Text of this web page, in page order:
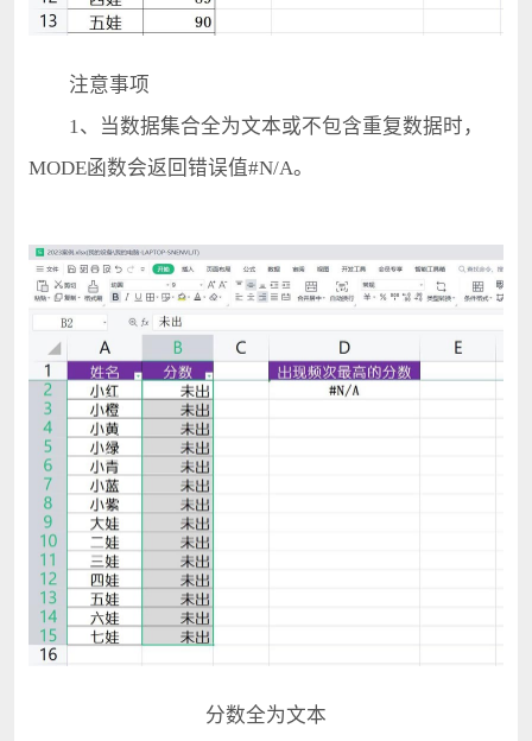
注意事项
1、当数据集合全为文本或不包含重复数据时，
MODE函数会返回错误值#N/A。
分数全为文本